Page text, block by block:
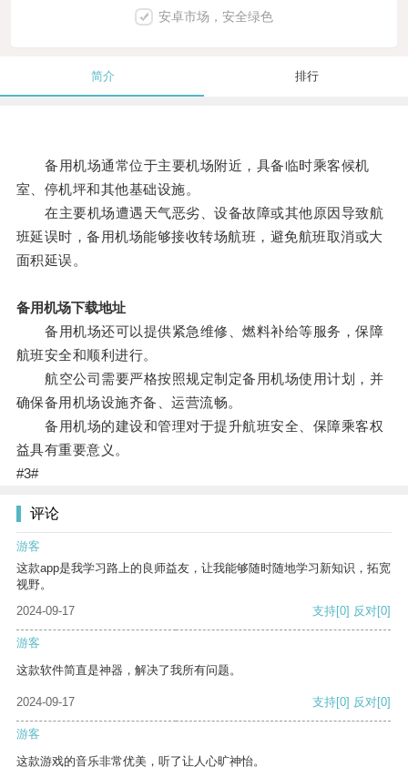
安卓市场，安全绿色
简介 排行
备用机场通常位于主要机场附近，具备临时乘客候机
室、停机坪和其他基础设施。
在主要机场遭遇天气恶劣、设备故障或其他原因导致航
班延误时，备用机场能够接收转场航班，避免航班取消或大
面积延误。
备用机场下载地址
备用机场还可以提供紧急维修、燃料补给等服务，保障
航班安全和顺利进行。
航空公司需要严格按照规定制定备用机场使用计划，并
确保备用机场设施齐备、运营流畅。
备用机场的建设和管理对于提升航班安全、保障乘客权
益具有重要意义。
#3#
评论
游客
这款app是我学习路上的良师益友，让我能够随时随地学习新知识，拓宽
视野。
2024-09-17
支持[0] 反对[0]
游客
这款软件简直是神器，解决了我所有问题。
2024-09-17 支持[0] 反对[0]
游客
这款游戏的音乐非常优美，听了让人心旷神怡。